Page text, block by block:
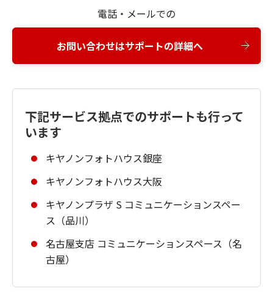
電話・メールでの
お問い合わせはサポートの詳細へ
下記サービス拠点でのサポートも行って
います
キヤノンフォトハウス銀座
キヤノンフォトハウス大阪
キヤノンプラザ S コミュニケーションスペー
ス（品川）
名古屋支店 コミュニケーションスペース（名
古屋）